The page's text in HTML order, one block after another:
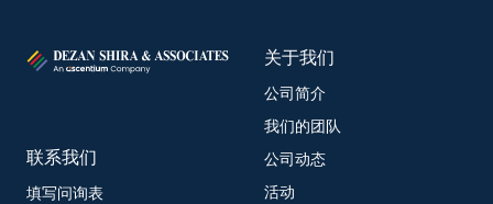
联系我们
填写问询表
关于我们
公司简介
我们的团队
公司动态
活动